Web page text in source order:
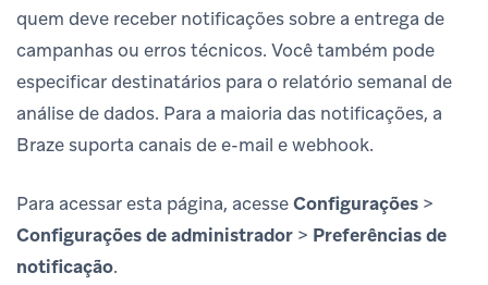
quem deve receber notificações sobre a entrega de
campanhas ou erros técnicos. Você também pode
especificar destinatários para o relatório semanal de
análise de dados. Para a maioria das notificações, a
Braze suporta canais de e-mail e webhook.
Para acessar esta página, acesseConfigurações >
Configurações de administrador > Preferências de
notificação.